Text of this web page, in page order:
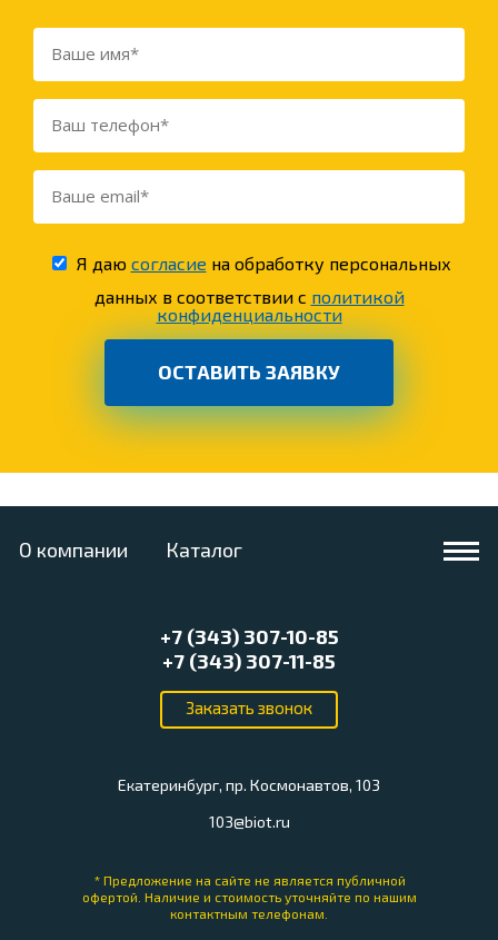
Я даю согласие на обработку персональных
данных в соответствии с политикой
конфиденциальности
О компании Каталог
+7 (343) 307-10-85
+7 (343) 307-11-85
Екатеринбург, пр. Космонавтов, 103
103@biot.ru
* Предложение на сайте не является публичной
офертой. Наличие и стоимость уточняйте по нашим
контактным телефонам.